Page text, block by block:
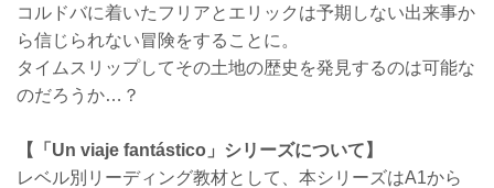
コルドバに着いたフリアとエリックは予期しない出来事か
ら信じられない冒険をすることに。
タイムスリップしてその土地の歴史を発見するのは可能な
のだろうか…？
【「Un viaje fantástico」シリーズについて】
レベル別リーディング教材として、本シリーズはA1から